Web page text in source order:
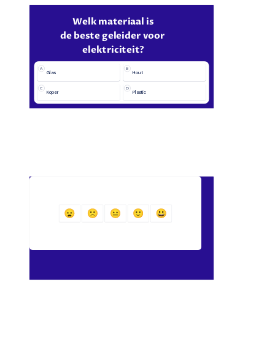
Welk materiaal is
de beste geleider voor
elektriciteit?
A
Glas
B
Hout
C
Koper
D
Plastic